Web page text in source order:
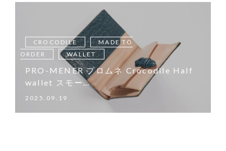
CROCODILE
MADE TO
ORDER
WALLET
PRO-MENER プロムネ Crocodile Half
wallet スモー…
2025.09.19